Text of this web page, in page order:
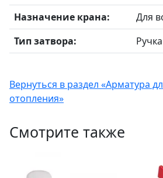
Назначение крана:
Для
Тип затвора:
Вернуться в раздел «Арматура
отопления»
Смотрите также